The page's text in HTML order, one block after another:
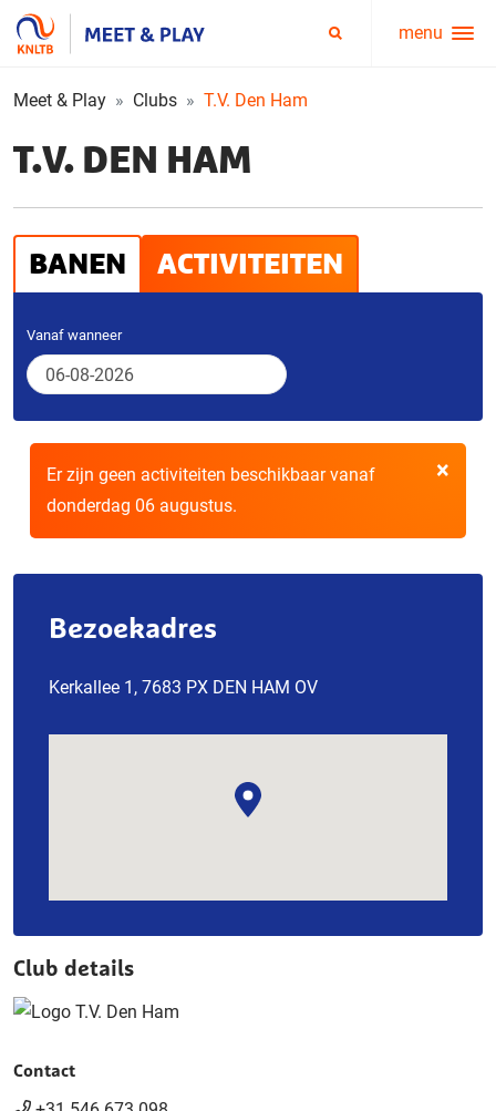
Service
menu
menu
Meet & Play Clubs T.V. Den Ham
T.V. DEN HAM
BANEN ACTIVITEITEN
Vanaf wanneer
×
Er zijn geen activiteiten beschikbaar vanaf
donderdag 06 augustus.
Bezoekadres
Kerkallee 1, 7683 PX DEN HAM OV
Club details
Contact